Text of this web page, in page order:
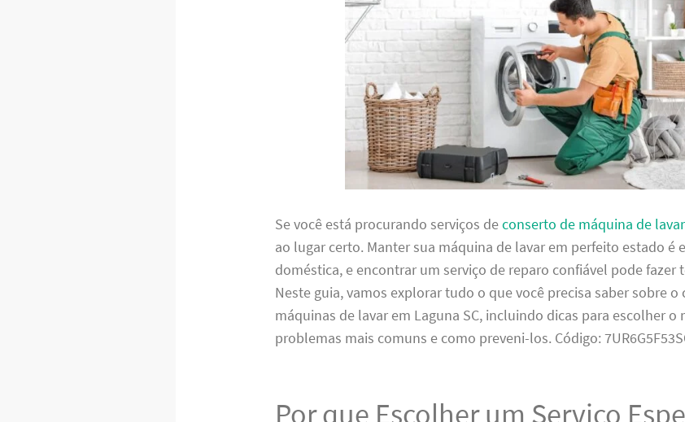
Se você está procurando serviços deconserto de máquina de
ao lugar certo. Manter sua máquina de lavar em perfeito estado é
doméstica, e encontrar um serviço de reparo confiável pode fazer
Neste guia, vamos explorar tudo o que você precisa saber sobre o
máquinas de lavar em Laguna SC, incluindo dicas para escolher o
problemas mais comuns e como preveni-los. Código:
Por que Escolher um Serviço